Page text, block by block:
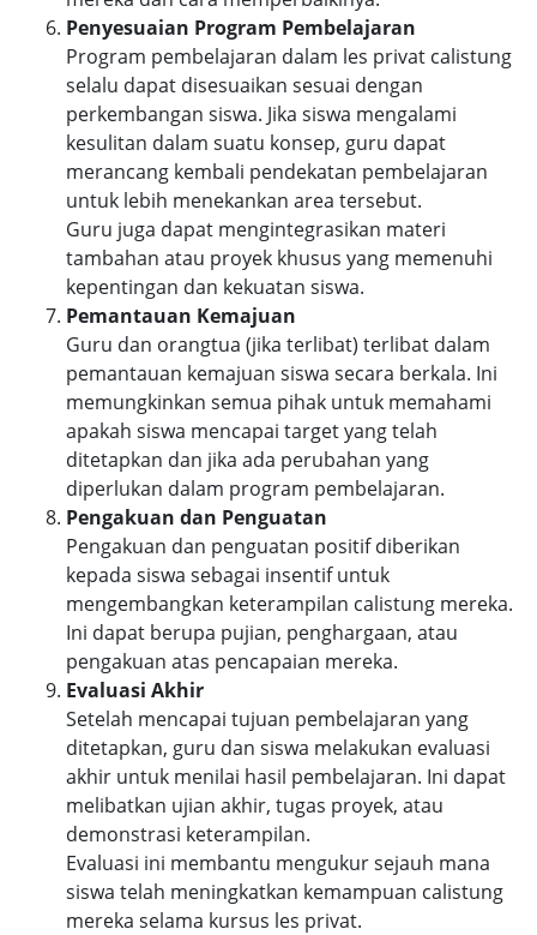
Penyesuaian Program Pembelajaran
Program pembelajaran dalam les privat calistung
selalu dapat disesuaikan sesuai dengan
perkembangan siswa. Jika siswa mengalami
kesulitan dalam suatu konsep, guru dapat
merancang kembali pendekatan pembelajaran
untuk lebih menekankan area tersebut.
Guru juga dapat mengintegrasikan materi
tambahan atau proyek khusus yang memenuhi
kepentingan dan kekuatan siswa.
Pemantauan Kemajuan
Guru dan orangtua (jika terlibat) terlibat dalam
pemantauan kemajuan siswa secara berkala. Ini
memungkinkan semua pihak untuk memahami
apakah siswa mencapai target yang telah
ditetapkan dan jika ada perubahan yang
diperlukan dalam program pembelajaran.
Pengakuan dan Penguatan
Pengakuan dan penguatan positif diberikan
kepada siswa sebagai insentif untuk
mengembangkan keterampilan calistung mereka.
Ini dapat berupa pujian, penghargaan, atau
pengakuan atas pencapaian mereka.
Evaluasi Akhir
Setelah mencapai tujuan pembelajaran yang
ditetapkan, guru dan siswa melakukan evaluasi
akhir untuk menilai hasil pembelajaran. Ini dapat
melibatkan ujian akhir, tugas proyek, atau
demonstrasi keterampilan.
Evaluasi ini membantu mengukur sejauh mana
siswa telah meningkatkan kemampuan calistung
mereka selama kursus les privat.